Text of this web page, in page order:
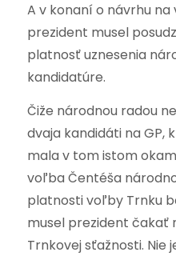
A v konaní o návrhu
prezident musel
platnosť uznesenia
kandidatúre.
Čiže národnou radou
dvaja kandidáti na GP,
mala v tom istom
voľba Čentéša
platnosti voľby Trnku
musel prezident čakať
Trnkovej sťažnosti. Nie